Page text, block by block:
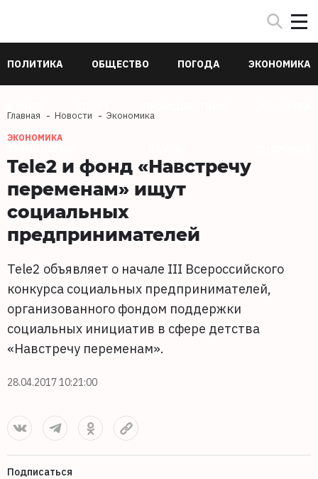
ПОЛИТИКА ОБЩЕСТВО ПОГОДА ЭКОНОМИКА
Главная Новости Экономика
ЭКОНОМИКА
Tele2 и фонд «Навстречу
переменам» ищут
социальных
предпринимателей
Tele2 объявляет о начале III Всероссийского
конкурса социальных предпринимателей,
организованного фондом поддержки
социальных инициатив в сфере детства
«Навстречу переменам».
28.04.2017 10:21:00
Подписаться